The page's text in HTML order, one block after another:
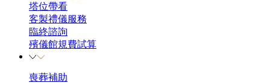
塔位帶看
客製禮儀服務
臨終諮詢
殯儀館規費試算
喪葬補助